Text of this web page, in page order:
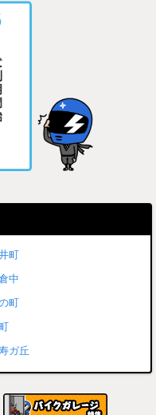
町
中
町
ガ丘